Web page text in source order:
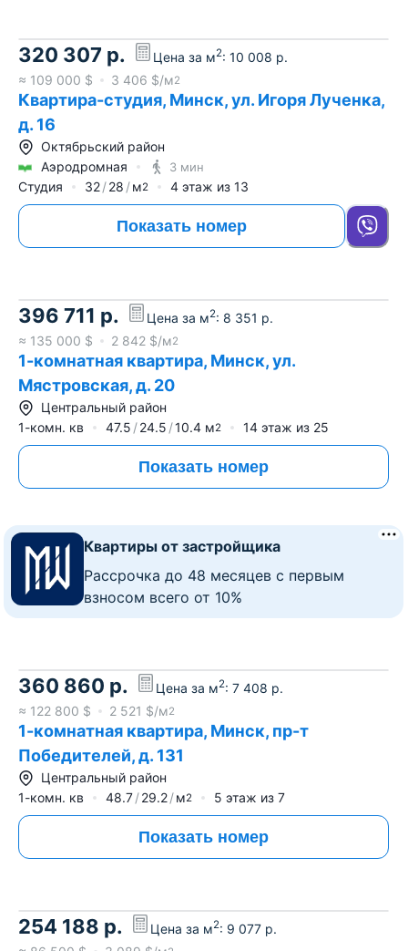
320 307 р. Цена за м2: 10 008 р.
≈ 109 000 $ 3 406 $/м2
Квартира-студия, Минск, ул. Игоря Лученка,
д. 16
Октябрьский район
Аэродромная
3 мин
Студия 32 28 м2 4 этаж из 13
Показать номер
396 711 р. Цена за м2: 8 351 р.
≈ 135 000 $ 2 842 $/м2
1-комнатная квартира, Минск, ул.
Мястровская, д. 20
Центральный район
1-комн. кв
47.5 24.5 10.4 м2 14 этаж из 25
Показать номер
360 860 р. Цена за м2: 7 408 р.
≈ 122 800 $ 2 521 $/м2
1-комнатная квартира, Минск, пр-т
Победителей, д. 131
Центральный район
1-комн. кв
48.7 29.2 м2 5 этаж из 7
Показать номер
254 188 р. Цена за м2: 9 077 р.
Квартиры от застройщика
Рассрочка до 48 месяцев с первым
взносом всего от 10%